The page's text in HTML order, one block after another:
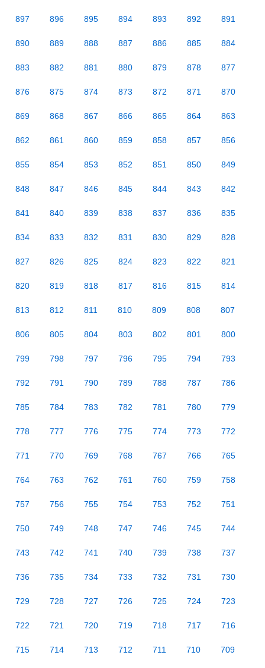
897 896 895 894 893 892 891
890 889 888 887 886 885 884
883 882 881 880 879 878 877
876 875 874 873 872 871 870
869 868 867 866 865 864 863
862 861 860 859 858 857 856
855 854 853 852 851 850 849
848 847 846 845 844 843 842
841 840 839 838 837 836 835
834 833 832 831 830 829 828
827 826 825 824 823 822 821
820 819 818 817 816 815 814
813 812 811 810 809 808 807
806 805 804 803 802 801 800
799 798 797 796 795 794 793
792 791 790 789 788 787 786
785 784 783 782 781 780 779
778 777 776 775 774 773 772
771 770 769 768 767 766 765
764 763 762 761 760 759 758
757 756 755 754 753 752 751
750 749 748 747 746 745 744
743 742 741 740 739 738 737
736 735 734 733 732 731 730
729 728 727 726 725 724 723
722 721 720 719 718 717 716
715 714 713 712 711 710 709